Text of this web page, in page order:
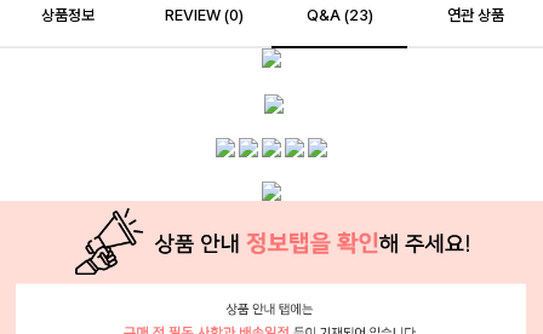
상품정보 REVIEW (0) Q&A (23) 연관 상품